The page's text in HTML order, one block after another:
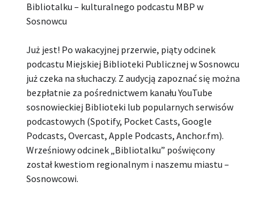
Bibliotalku – kulturalnego podcastu MBP w
Sosnowcu
Już jest! Po wakacyjnej przerwie, piąty odcinek
podcastu Miejskiej Biblioteki Publicznej w Sosnowcu
już czeka na słuchaczy. Z audycją zapoznać się można
bezpłatnie za pośrednictwem kanału YouTube
sosnowieckiej Biblioteki lub popularnych serwisów
podcastowych (Spotify, Pocket Casts, Google
Podcasts, Overcast, Apple Podcasts, Anchor.fm).
Wrześniowy odcinek „Bibliotalku” poświęcony
został kwestiom regionalnym i naszemu miastu –
Sosnowcowi.